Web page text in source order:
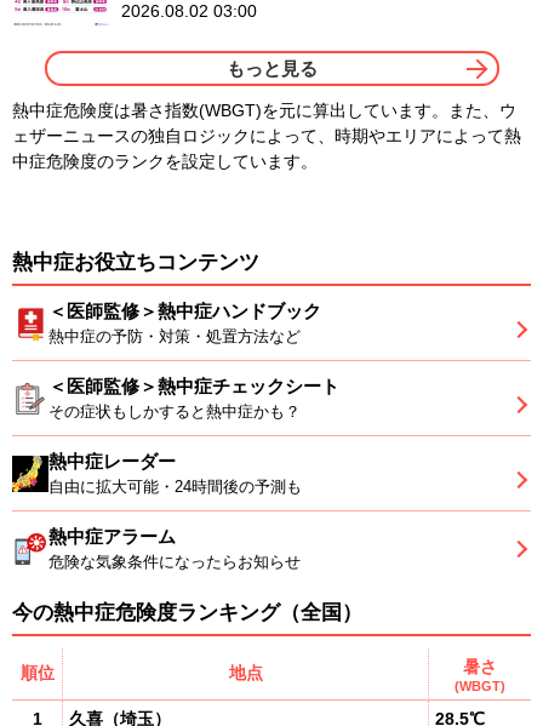
2026.08.02 03:00
もっと見る
熱中症危険度は暑さ指数(WBGT)を元に算出しています。また、ウ
ェザーニュースの独自ロジックによって、時期やエリアによって熱
中症危険度のランクを設定しています。
熱中症お役立ちコンテンツ
＜医師監修＞熱中症ハンドブック
熱中症の予防・対策・処置方法など
＜医師監修＞熱中症チェックシート
その症状もしかすると熱中症かも？
熱中症レーダー
自由に拡大可能・24時間後の予測も
熱中症アラーム
危険な気象条件になったらお知らせ
今の熱中症危険度ランキング（全国）
順位 地点 暑さ
(WBGT)
1 久喜 （埼玉） 28.5℃